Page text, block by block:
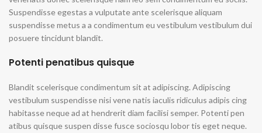
Suspendisse egestas a vulputate ante scelerisque aliquam
suspendisse metus a a condimentum eu vestibulum vestibulum dui
posuere tincidunt blandit.
Potenti penatibus quisque
Blandit scelerisque condimentum sit at adipiscing. Adipiscing
vestibulum suspendisse nisi vene natis iaculis ridiculus adipis cing
habitasse neque ad at hendrerit diam facilisi semper. Potenti pen
atibus quisque suspen disse fusce sociosqu lobor tis eget neque.